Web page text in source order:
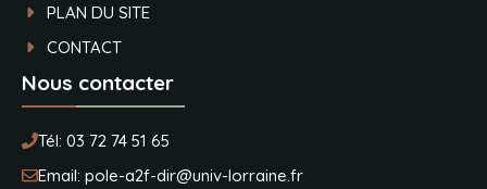
PLAN DU SITE
CONTACT
Nous contacter
Tél: 03 72 74 51 65
Email: pole-a2f-dir@univ-lorraine.fr